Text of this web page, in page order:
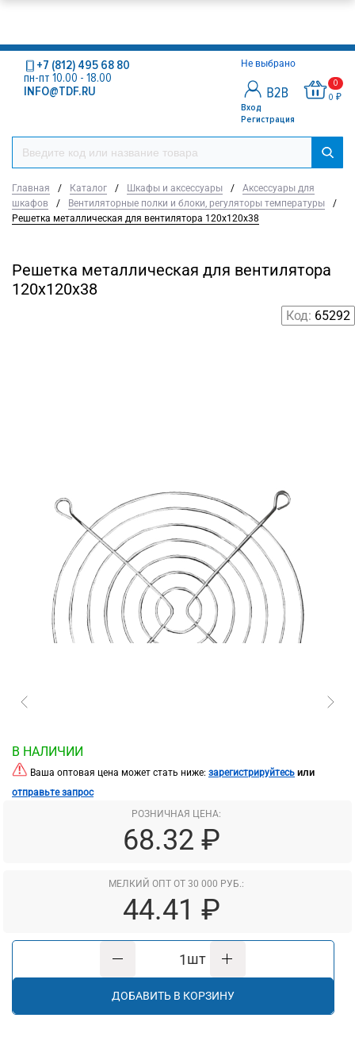
Не выбрано
Вход
Регистрация
0
0 ₽
+7 (812) 495 68 80
пн-пт 10.00 - 18.00
INFO@TDF.RU
Главная / Каталог / Шкафы и аксессуары /
Аксессуары для
шкафов
/ Вентиляторные полки и блоки, регуляторы температуры
/
Решетка металлическая для вентилятора 120х120х38
Решетка металлическая для вентилятора
120х120х38
Код: 65292
В НАЛИЧИИ
Ваша оптовая цена может стать ниже: зарегистрируйтесь или
отправьте запрос
РОЗНИЧНАЯ ЦЕНА:
68.32 ₽
МЕЛКИЙ ОПТ ОТ 30 000 РУБ.:
44.41 ₽
шт
ДОБАВИТЬ В КОРЗИНУ